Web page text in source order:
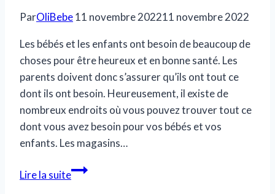
ParOliBebe11 novembre 202211 novembre 2022
Les bébés et les enfants ont besoin de beaucoup de
choses pour être heureux et en bonne santé. Les
parents doivent donc s’assurer qu’ils ont tout ce
dont ils ont besoin. Heureusement, il existe de
nombreux endroits où vous pouvez trouver tout ce
dont vous avez besoin pour vos bébés et vos
enfants. Les magasins…
Lire la suiteLa